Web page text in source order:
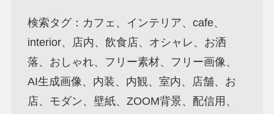
検索タグ：カフェ、インテリア、cafe、
interior、店内、飲食店、オシャレ、お洒
落、おしゃれ、フリー素材、フリー画像、
AI生成画像、内装、内観、室内、店舗、お
店、モダン、壁紙、ZOOM背景、配信用、